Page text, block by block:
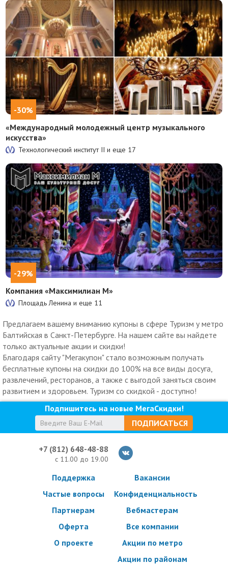
-30%
«Международный молодежный центр музыкального
искусства»
Технологический институт II и еще 17
-29%
Компания «Максимилиан М»
Площадь Ленина и еще 11
Предлагаем вашему вниманию купоны в сфере Туризм у метро
Балтийская в Санкт-Петербурге. На нашем сайте вы найдете
только актуальные акции и скидки!
Благодаря сайту "Мегакупон" стало возможным получать
бесплатные купоны на скидки до 100% на все виды досуга,
развлечений, ресторанов, а также с выгодой заняться своим
развитием и здоровьем. Туризм со скидкой - доступно!
Подпишитесь на новые МегаСкидки!
ПОДПИСАТЬСЯ
+7 (812) 648-48-88
с 11.00 до 19.00
Поддержка
Частые вопросы
Партнерам
Оферта
О проекте
Вакансии
Конфиденциальность
Вебмастерам
Все компании
Акции по метро
Акции по районам